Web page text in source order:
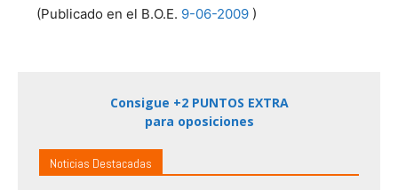
(Publicado en el B.O.E. 9-06-2009 )
Consigue +2 PUNTOS EXTRA
para oposiciones
Noticias Destacadas